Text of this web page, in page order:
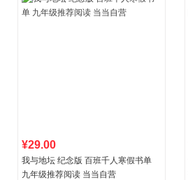
¥29.00
我与地坛 纪念版 百班千人寒假书单
九年级推荐阅读 当当自营